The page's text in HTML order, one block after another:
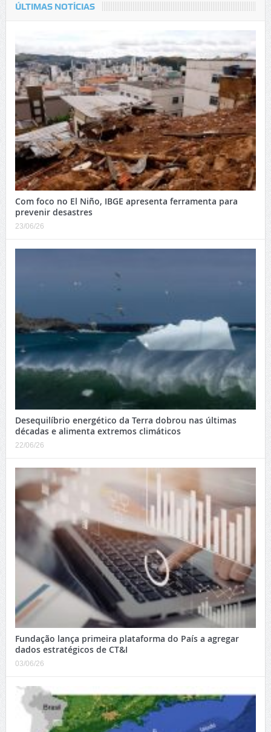
ÚLTIMAS NOTÍCIAS
Com foco no El Niño, IBGE apresenta ferramenta para
prevenir desastres
23/06/26
Desequilíbrio energético da Terra dobrou nas últimas
décadas e alimenta extremos climáticos
22/06/26
Fundação lança primeira plataforma do País a agregar
dados estratégicos de CT&I
03/06/26